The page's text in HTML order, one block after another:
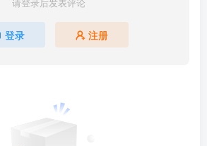
请登录后发表评论
登录 注册